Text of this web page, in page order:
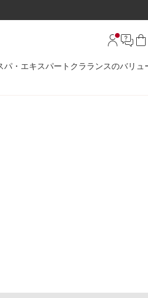
パ・エキスパート クラランスのバリュ